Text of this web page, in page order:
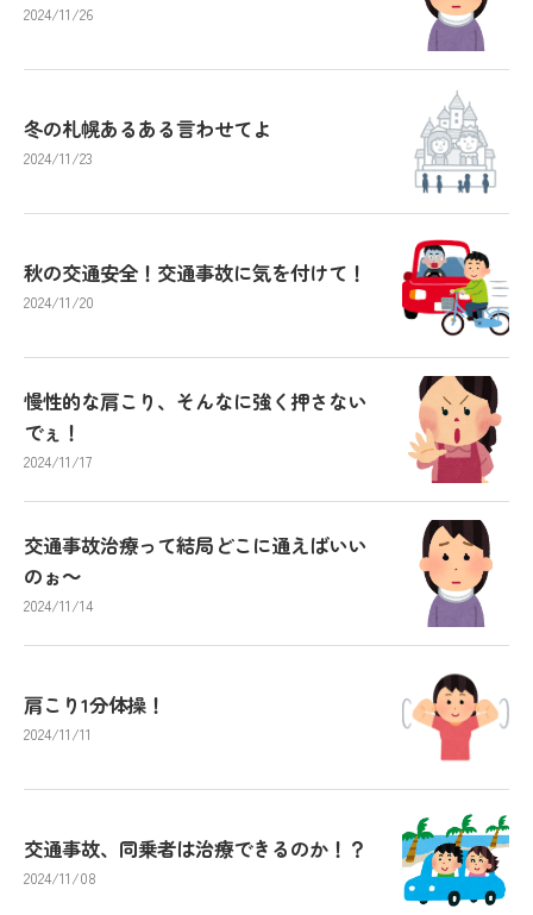
2024/11/26
冬の札幌あるある言わせてよ
2024/11/23
秋の交通安全！交通事故に気を付けて！
2024/11/20
慢性的な肩こり、そんなに強く押さない
でぇ！
2024/11/17
交通事故治療って結局どこに通えばいい
のぉ～
2024/11/14
肩こり1分体操！
2024/11/11
交通事故、同乗者は治療できるのか！？
2024/11/08